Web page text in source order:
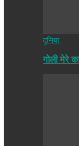
दुनिया
गोली मेरे